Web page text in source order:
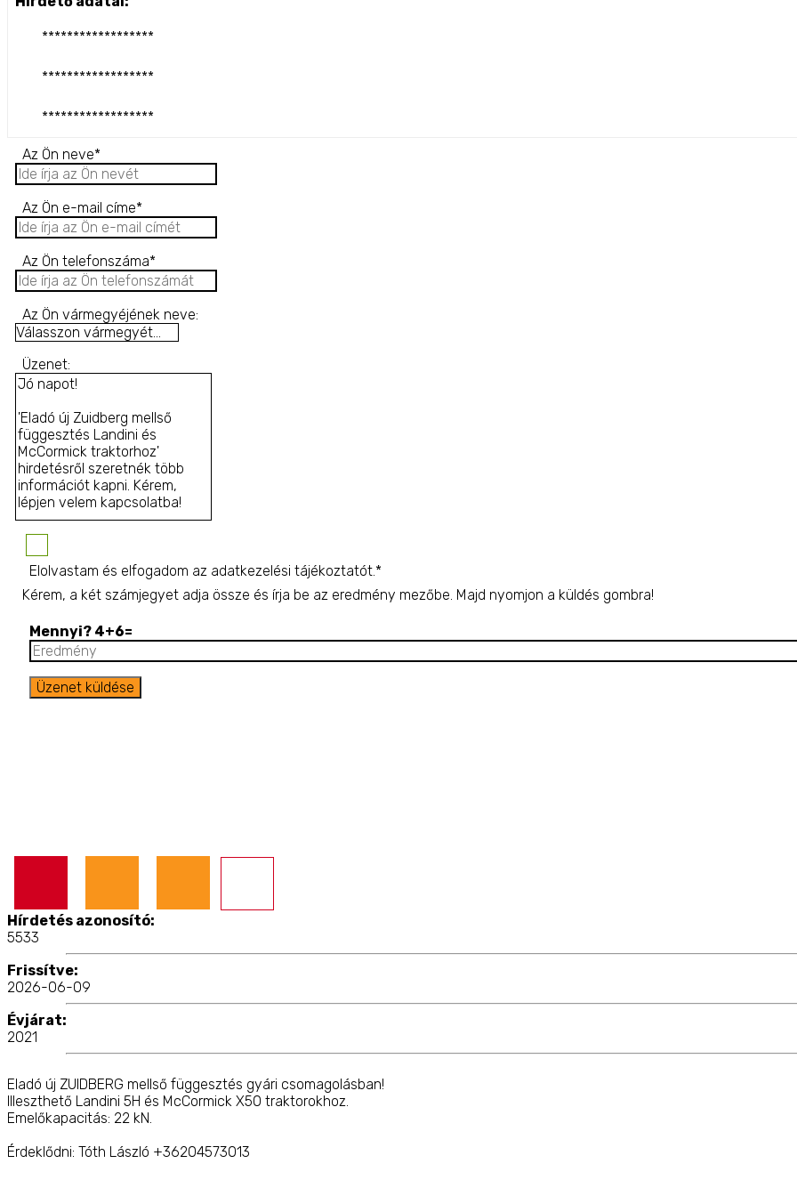
******************
******************
******************
Az Ön neve*
Az Ön e-mail címe*
Az Ön telefonszáma*
Az Ön vármegyéjének neve:
Üzenet:
Elolvastam és elfogadom az adatkezelési tájékoztatót.*
Kérem, a két számjegyet adja össze és írja be az eredmény mezőbe. Majd nyomjon a küldés gombra!
Mennyi? 4+6=
Hírdetés azonosító:
5533
Frissítve:
2026-06-09
Évjárat:
2021
Eladó új ZUIDBERG mellső függesztés gyári csomagolásban!
Illeszthető Landini 5H és McCormick X50 traktorokhoz.
Emelőkapacitás: 22 kN.
Érdeklődni: Tóth László +36204573013